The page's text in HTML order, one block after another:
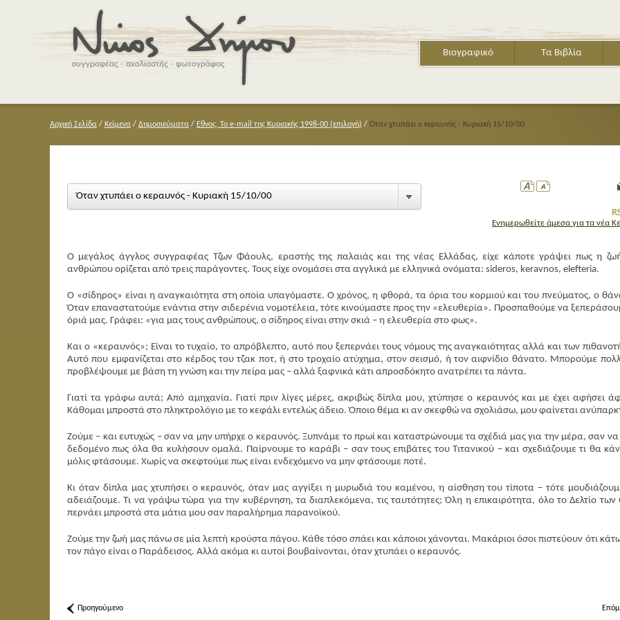
Βιογραφικό Τα Βιβλία
Αρχική Σελίδα / Κείμενα / Δημοσιεύματα / Εθνος, Το e-mail της Κυριακής 1998-00 (επιλογή) /Όταν χτυπάει ο κεραυνός - Κυριακή 15/10/00
Ενημερωθείτε άμεσα για τα νέα
Όταν χτυπάει ο κεραυνός - Κυριακή 15/10/00
Ο μεγάλος άγγλος συγγραφέας Τζων Φάουλς, εραστής της παλαιάς και της νέας Ελλάδας, είχε κάποτε γράψει πως η
ανθρώπου ορίζεται από τρεις παράγοντες. Τους είχε ονομάσει στα αγγλικά με ελληνικά ονόματα: sideros, keravnos, elefteria.
O «σίδηρος» είναι η αναγκαιότητα στη οποία υπαγόμαστε. Ο χρόνος, η φθορά, τα όρια του κορμιού και του πνεύματος, ο
Όταν επαναστατούμε ενάντια στην σιδερένια νομοτέλεια, τότε κινούμαστε προς την «ελευθερία». Προσπαθούμε να
όριά μας. Γράφει: «για μας τους ανθρώπους, ο σίδηρος είναι στην σκιά – η ελευθερία στο φως».
Και ο «κεραυνός»; Είναι το τυχαίο, το απρόβλεπτο, αυτό που ξεπερνάει τους νόμους της αναγκαιότητας αλλά και των
Αυτό που εμφανίζεται στο κέρδος του τζακ ποτ, ή στο τροχαίο ατύχημα, στον σεισμό, ή τον αιφνίδιο θάνατο. Μπορούμε
προβλέψουμε με βάση τη γνώση και την πείρα μας – αλλά ξαφνικά κάτι απροσδόκητο ανατρέπει τα πάντα.
Γιατί τα γράφω αυτά; Από αμηχανία. Γιατί πριν λίγες μέρες, ακριβώς δίπλα μου, χτύπησε ο κεραυνός και με έχει αφήσει
Κάθομαι μπροστά στο πληκτρολόγιο με το κεφάλι εντελώς άδειο. Όποιο θέμα κι αν σκεφθώ να σχολιάσω, μου φαίνεται
Ζούμε – και ευτυχώς – σαν να μην υπήρχε ο κεραυνός. Ξυπνάμε το πρωί και καταστρώνουμε τα σχέδιά μας για την μέρα, σαν
δεδομένο πως όλα θα κυλήσουν ομαλά. Παίρνουμε το καράβι – σαν τους επιβάτες του Τιτανικού – και σχεδιάζουμε τι θα
μόλις φτάσουμε. Χωρίς να σκεφτούμε πως είναι ενδεχόμενο να μην φτάσουμε ποτέ.
Κι όταν δίπλα μας χτυπήσει ο κεραυνός, όταν μας αγγίξει η μυρωδιά του καμένου, η αίσθηση του τίποτα – τότε
αδειάζουμε. Τι να γράψω τώρα για την κυβέρνηση, τα διαπλεκόμενα, τις ταυτότητες; Όλη η επικαιρότητα, όλο το Δελτίο
περνάει μπροστά στα μάτια μου σαν παραλήρημα παρανοϊκού.
Ζούμε την ζωή μας πάνω σε μία λεπτή κρούστα πάγου. Κάθε τόσο σπάει και κάποιοι χάνονται. Μακάριοι όσοι πιστεύουν ότι
τον πάγο είναι ο Παράδεισος. Αλλά ακόμα κι αυτοί βουβαίνονται, όταν χτυπάει ο κεραυνός.
Προηγούμενο